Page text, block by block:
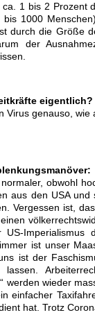
1 bis 2 Prozent
1000
durch die Größe
der
eigentlich?
Virus genauso, wie
obwohl
aus den USA und
Vergessen ist,
Imperialismus
ist unser
ist der
werden wieder
einfacher
hat. Trotz